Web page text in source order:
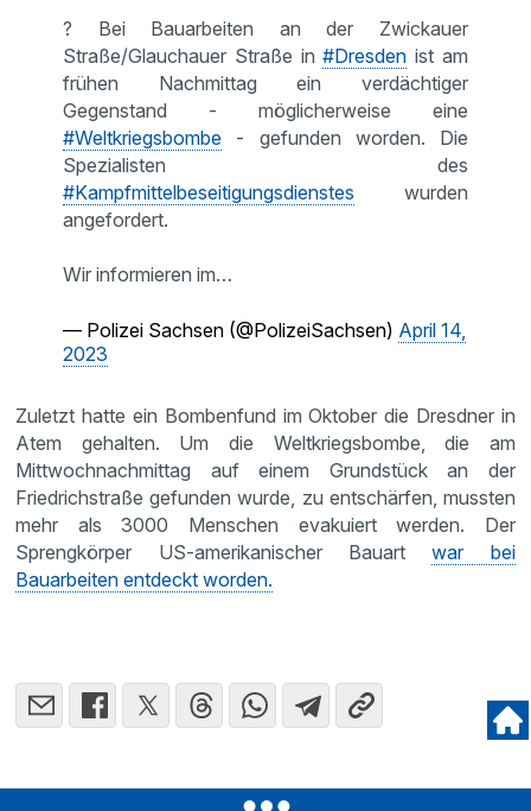
? Bei Bauarbeiten an der Zwickauer
Straße/Glauchauer Straße in#Dresden ist am
frühen Nachmittag ein verdächtiger
Gegenstand - möglicherweise eine
#Weltkriegsbombe - gefunden worden. Die
Spezialisten des
#Kampfmittelbeseitigungsdienstes wurden
angefordert.
Wir informieren im…
— Polizei Sachsen (@PolizeiSachsen) April 14,
2023
Zuletzt hatte ein Bombenfund im Oktober die Dresdner in
Atem gehalten. Um die Weltkriegsbombe, die am
Mittwochnachmittag auf einem Grundstück an der
Friedrichstraße gefunden wurde, zu entschärfen, mussten
mehr als 3000 Menschen evakuiert werden. Der
Sprengkörper US-amerikanischer Bauartwar bei
Bauarbeiten entdeckt worden.